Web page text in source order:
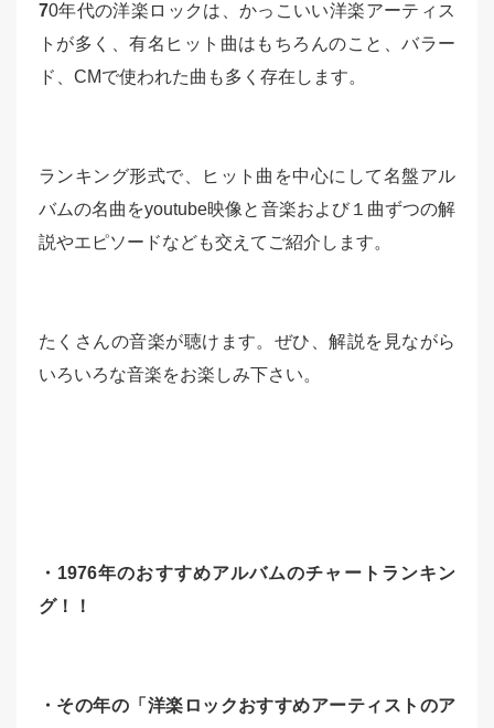
70年代の洋楽ロックは、かっこいい洋楽アーティス
トが多く、有名ヒット曲はもちろんのこと、バラー
ド、CMで使われた曲も多く存在します。
ランキング形式で、ヒット曲を中心にして名盤アル
バムの名曲をyoutube映像と音楽および１曲ずつの解
説やエピソードなども交えてご紹介します。
たくさんの音楽が聴けます。ぜひ、解説を見ながら
いろいろな音楽をお楽しみ下さい。
・1976年のおすすめアルバムのチャートランキン
グ！！
・その年の「洋楽ロックおすすめアーティストのア